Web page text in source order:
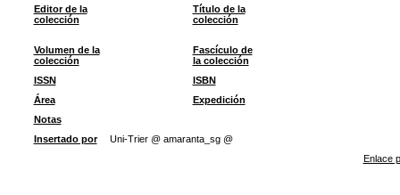
Editor de la
colección
Título de la
colección
Volumen de la
colección
Fascículo de
la colección
ISSN
ISBN
Área
Expedición
Notas
Insertado por
Uni-Trier @ amaranta_sg @
Enlace